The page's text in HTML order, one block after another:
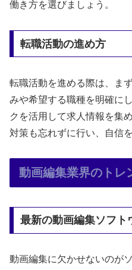
働き方を選びましょう。
転職活動の進め方
転職活動を進める際は、ま
みや希望する職種を明確に
クを活用して求人情報を集
対策も忘れずに行い、自信
動画編集業界のトレ
最新の動画編集ソフト
動画編集に欠かせないのが